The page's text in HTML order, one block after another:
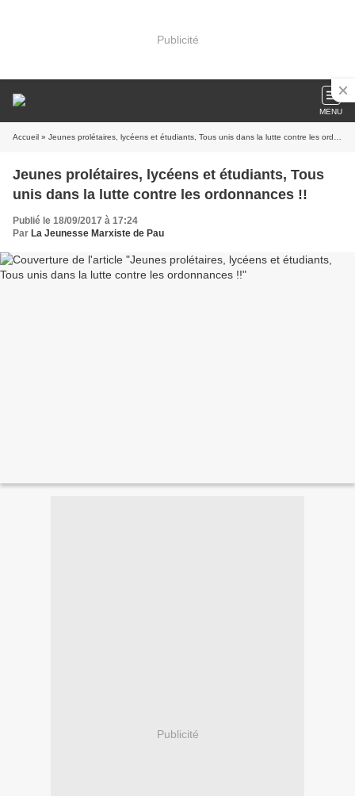
Publicité
MENU
Accueil » Jeunes prolétaires, lycéens et étudiants, Tous unis dans la lutte contre les ordonnances !!
Jeunes prolétaires, lycéens et étudiants, Tous
unis dans la lutte contre les ordonnances !!
Publié le 18/09/2017 à 17:24
Par La Jeunesse Marxiste de Pau
Publicité